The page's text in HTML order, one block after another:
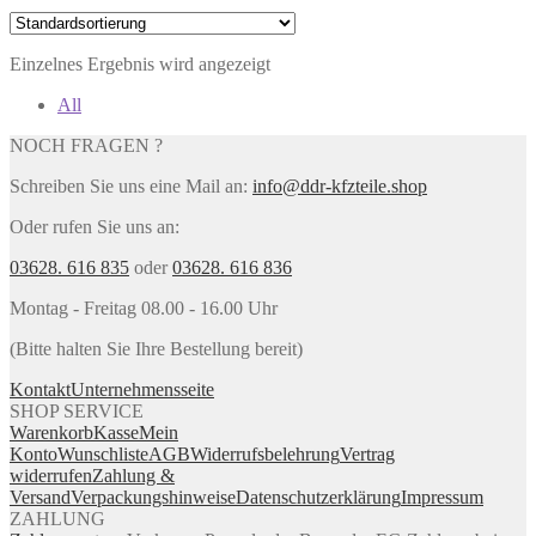
Einzelnes Ergebnis wird angezeigt
All
NOCH FRAGEN ?
Schreiben Sie uns eine Mail an: info@ddr-kfzteile.shop
Oder rufen Sie uns an:
03628. 616 835 oder03628. 616 836
Montag - Freitag 08.00 - 16.00 Uhr
(Bitte halten Sie Ihre Bestellung bereit)
KontaktUnternehmensseite
SHOP SERVICE
WarenkorbKasseMein
KontoWunschlisteAGBWiderrufsbelehrungVertrag
widerrufenZahlung &
VersandVerpackungshinweiseDatenschutzerklärungImpressum
ZAHLUNG